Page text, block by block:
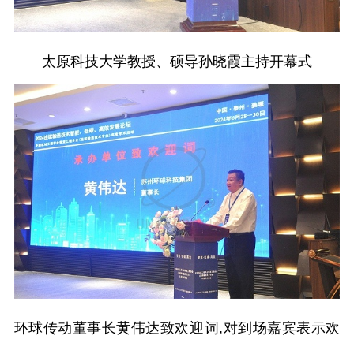
太原科技大学教授、硕导孙晓霞主持开幕式
环球传动董事长黄伟达致欢迎词,对到场嘉宾表示欢